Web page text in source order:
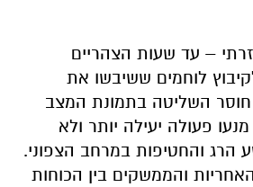
– עד שעות הצהריים
לוחמים ששיבשו את
חוסר השליטה בתמונת המצב
פעולה יעילה יותר ולא
הרג והחטיפות במרחב הצפוני.
והממשקים בין הכוחות